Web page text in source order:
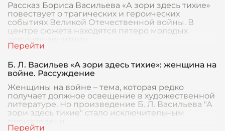
Рассказ Бориса Васильева «А зори здесь тихие»
повествует о трагических и героических
событиях Великой Отечественной войны. В
центре сюжета находятся пятеро молодых
Б. Л. Васильев «А зори здесь тихие»: женщина на
войне. Рассуждение
Женщины на войне – тема, которая редко
получает должное освещение в художественной
литературе. Но произведение Б. Л. Васильева "А
зори здесь тихие" стало исключительным